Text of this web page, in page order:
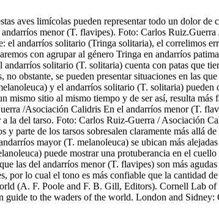
aves limícolas pueden representar todo un dolor de
menor (T. flavipes). Foto: Carlos
andarríos solitario (Tringa solitaria), el correlimos
con agrupar al género Tringa en andarríos
solitario (T. solitaria) cuenta con patas que
obstante, se pueden presentar situaciones en las
y el andarríos solitario (T. solitaria) pueden
sitio al mismo tiempo y de ser así, resulta
/Asociación Calidris En el andarríos menor (T.
del tarso. Foto: Carlos Ruiz-Guerra / Asociación
parte de los tarsos sobresalen claramente más allá
mayor (T. melanoleuca) se ubican más
puede mostrar una protuberancia en el
las del andarríos menor (T. flavipes) son más
por lo cual el tono es más confiable que la
(A. F. Poole and F. B. Gill, Editors). Cornell Lab
guide to the waders of the world. London and